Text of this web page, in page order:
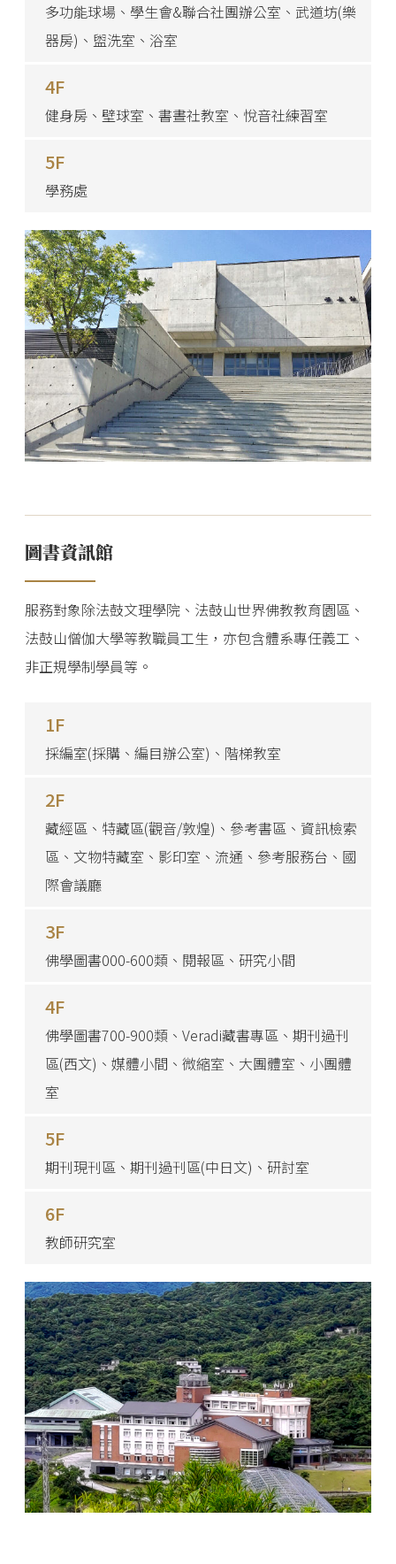
多功能球場、學生會&聯合社團辦公室、武道坊(樂
器房)、盥洗室、浴室
4F
健身房、壁球室、書晝社教室、悅音社練習室
5F
學務處
圖書資訊館
服務對象除法鼓文理學院、法鼓山世界佛教教育園區、
法鼓山僧伽大學等教職員工生，亦包含體系專任義工、
非正規學制學員等。
1F
採編室(採購、編目辦公室)、階梯教室
2F
藏經區、特藏區(觀音/敦煌)、參考書區、資訊檢索
區、文物特藏室、影印室、流通、參考服務台、國
際會議廳
3F
佛學圖書000-600類、閱報區、研究小間
4F
佛學圖書700-900類、Veradi藏書專區、期刊過刊
區(西文)、媒體小間、微縮室、大團體室、小團體
室
5F
期刊現刊區、期刊過刊區(中日文)、研討室
6F
教師研究室